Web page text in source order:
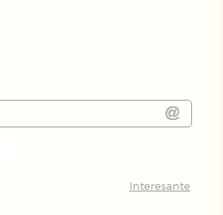
Interesante